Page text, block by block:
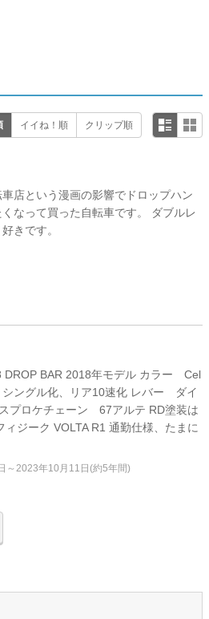
イイね！順 クリップ順
店という漫画の影響でドロップハン
なって買った自転車です。 ダブルレ
きです。
DROP BAR 2018年モデル カラー Cel
ングル化、リア10速化 レバー ダイ
プロケチェーン 67アルテ RD塗装は
ジーク VOLTA R1 通勤仕様、たまに
～2023年10月11日(約5年間)